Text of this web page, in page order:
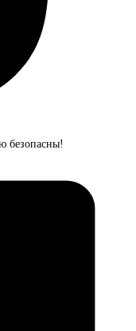
безопасны!